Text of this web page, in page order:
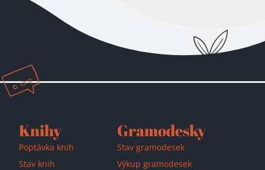
Přidáno do košíku!
Knihy
Poptávka knih
Stav knih
Gramodesky
Stav gramodesek
Výkup gramodesek